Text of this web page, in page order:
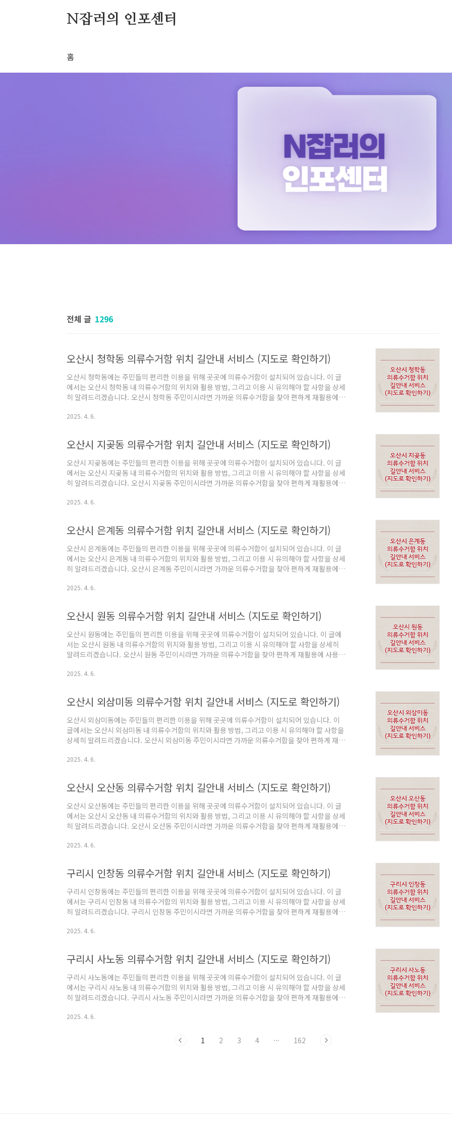
N잡러의 인포센터
홈
전체 글 1296
오산시 청학동 의류수거함 위치 길안내 서비스 (지도로 확인하기)
오산시 청학동에는 주민들의 편리한 이용을 위해 곳곳에 의류수거함이 설치되어 있습니다. 이 글
에서는 오산시 청학동 내 의류수거함의 위치와 활용 방법, 그리고 이용 시 유의해야 할 사항을 상세
히 알려드리겠습니다. 오산시 청학동 주민이시라면 가까운 의류수거함을 찾아 편하게 재활용에 사
변 의류수거함의 위치 및 길안내 서비스 입니다. 아래 설명을 잘 읽고 활용해보시기 바랍니다. 오산
여, 근처의 의류수거함 위치를 확인할 수 있습니다.표에서 의류수거함 주소를 클릭하면 해당 위치
로 지도가 이동하여, 정확한 위치를 확인할 수 있습니다."..
2025. 4. 6.
오산시 지곶동 의류수거함 위치 길안내 서비스 (지도로 확인하기)
오산시 지곶동에는 주민들의 편리한 이용을 위해 곳곳에 의류수거함이 설치되어 있습니다. 이 글
에서는 오산시 지곶동 내 의류수거함의 위치와 활용 방법, 그리고 이용 시 유의해야 할 사항을 상세
히 알려드리겠습니다. 오산시 지곶동 주민이시라면 가까운 의류수거함을 찾아 편하게 재활용에 사
변 의류수거함의 위치 및 길안내 서비스 입니다. 아래 설명을 잘 읽고 활용해보시기 바랍니다. 오산
여, 근처의 의류수거함 위치를 확인할 수 있습니다.표에서 의류수거함 주소를 클릭하면 해당 위치
로 지도가 이동하여, 정확한 위치를 확인할 수 있습니다."..
2025. 4. 6.
오산시 은계동 의류수거함 위치 길안내 서비스 (지도로 확인하기)
오산시 은계동에는 주민들의 편리한 이용을 위해 곳곳에 의류수거함이 설치되어 있습니다. 이 글
에서는 오산시 은계동 내 의류수거함의 위치와 활용 방법, 그리고 이용 시 유의해야 할 사항을 상세
히 알려드리겠습니다. 오산시 은계동 주민이시라면 가까운 의류수거함을 찾아 편하게 재활용에 사
변 의류수거함의 위치 및 길안내 서비스 입니다. 아래 설명을 잘 읽고 활용해보시기 바랍니다. 오산
여, 근처의 의류수거함 위치를 확인할 수 있습니다.표에서 의류수거함 주소를 클릭하면 해당 위치
로 지도가 이동하여, 정확한 위치를 확인할 수 있습니다."..
2025. 4. 6.
오산시 원동 의류수거함 위치 길안내 서비스 (지도로 확인하기)
오산시 원동에는 주민들의 편리한 이용을 위해 곳곳에 의류수거함이 설치되어 있습니다. 이 글에
서는 오산시 원동 내 의류수거함의 위치와 활용 방법, 그리고 이용 시 유의해야 할 사항을 상세히
알려드리겠습니다. 오산시 원동 주민이시라면 가까운 의류수거함을 찾아 편하게 재활용에 사용해
거함의 위치 및 길안내 서비스 입니다. 아래 설명을 잘 읽고 활용해보시기 바랍니다. 오산시 원동
의류수거함 위치를 확인할 수 있습니다.표에서 의류수거함 주소를 클릭하면 해당 위치로 지도가
이동하여, 정확한 위치를 확인할 수 있습니다."지도에서 주..
2025. 4. 6.
오산시 외삼미동 의류수거함 위치 길안내 서비스 (지도로 확인하기)
오산시 외삼미동에는 주민들의 편리한 이용을 위해 곳곳에 의류수거함이 설치되어 있습니다. 이
글에서는 오산시 외삼미동 내 의류수거함의 위치와 활용 방법, 그리고 이용 시 유의해야 할 사항을
상세히 알려드리겠습니다. 오산시 외삼미동 주민이시라면 가까운 의류수거함을 찾아 편하게 재활
외삼미동 주변 의류수거함의 위치 및 길안내 서비스 입니다. 아래 설명을 잘 읽고 활용해보시기 바
위치로 이동하여, 근처의 의류수거함 위치를 확인할 수 있습니다.표에서 의류수거함 주소를 클릭
하면 해당 위치로 지도가 이동하여, 정확한 위치를 확인할 수 ..
2025. 4. 6.
오산시 오산동 의류수거함 위치 길안내 서비스 (지도로 확인하기)
오산시 오산동에는 주민들의 편리한 이용을 위해 곳곳에 의류수거함이 설치되어 있습니다. 이 글
에서는 오산시 오산동 내 의류수거함의 위치와 활용 방법, 그리고 이용 시 유의해야 할 사항을 상세
히 알려드리겠습니다. 오산시 오산동 주민이시라면 가까운 의류수거함을 찾아 편하게 재활용에 사
변 의류수거함의 위치 및 길안내 서비스 입니다. 아래 설명을 잘 읽고 활용해보시기 바랍니다. 오산
여, 근처의 의류수거함 위치를 확인할 수 있습니다.표에서 의류수거함 주소를 클릭하면 해당 위치
로 지도가 이동하여, 정확한 위치를 확인할 수 있습니다."..
2025. 4. 6.
구리시 인창동 의류수거함 위치 길안내 서비스 (지도로 확인하기)
구리시 인창동에는 주민들의 편리한 이용을 위해 곳곳에 의류수거함이 설치되어 있습니다. 이 글
에서는 구리시 인창동 내 의류수거함의 위치와 활용 방법, 그리고 이용 시 유의해야 할 사항을 상세
히 알려드리겠습니다. 구리시 인창동 주민이시라면 가까운 의류수거함을 찾아 편하게 재활용에 사
변 의류수거함의 위치 및 길안내 서비스 입니다. 아래 설명을 잘 읽고 활용해보시기 바랍니다. 구리
여, 근처의 의류수거함 위치를 확인할 수 있습니다.표에서 의류수거함 주소를 클릭하면 해당 위치
로 지도가 이동하여, 정확한 위치를 확인할 수 있습니다."..
2025. 4. 6.
구리시 사노동 의류수거함 위치 길안내 서비스 (지도로 확인하기)
구리시 사노동에는 주민들의 편리한 이용을 위해 곳곳에 의류수거함이 설치되어 있습니다. 이 글
에서는 구리시 사노동 내 의류수거함의 위치와 활용 방법, 그리고 이용 시 유의해야 할 사항을 상세
히 알려드리겠습니다. 구리시 사노동 주민이시라면 가까운 의류수거함을 찾아 편하게 재활용에 사
변 의류수거함의 위치 및 길안내 서비스 입니다. 아래 설명을 잘 읽고 활용해보시기 바랍니다. 구리
여, 근처의 의류수거함 위치를 확인할 수 있습니다.표에서 의류수거함 주소를 클릭하면 해당 위치
2025. 4. 6.
1 2 3 4 ··· 162